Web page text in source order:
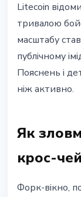
Litecoin
тривалою
масштабу
публічному
Пояснень і
ніж активно.
Як
крос-
Форк-вікно,